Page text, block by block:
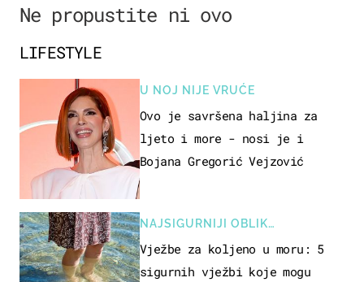
Ne propustite ni ovo
LIFESTYLE
U NOJ NIJE VRUĆE
Ovo je savršena haljina za
ljeto i more - nosi je i
Bojana Gregorić Vejzović
NAJSIGURNIJI OBLIK
REKREACIJE
Vježbe za koljeno u moru: 5
sigurnih vježbi koje mogu